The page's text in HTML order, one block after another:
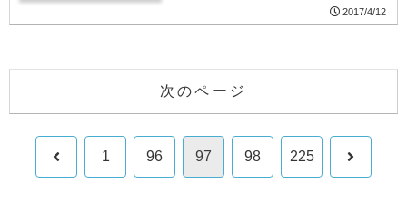
2017/4/12
次のページ
前 1 96 97 98 225 次